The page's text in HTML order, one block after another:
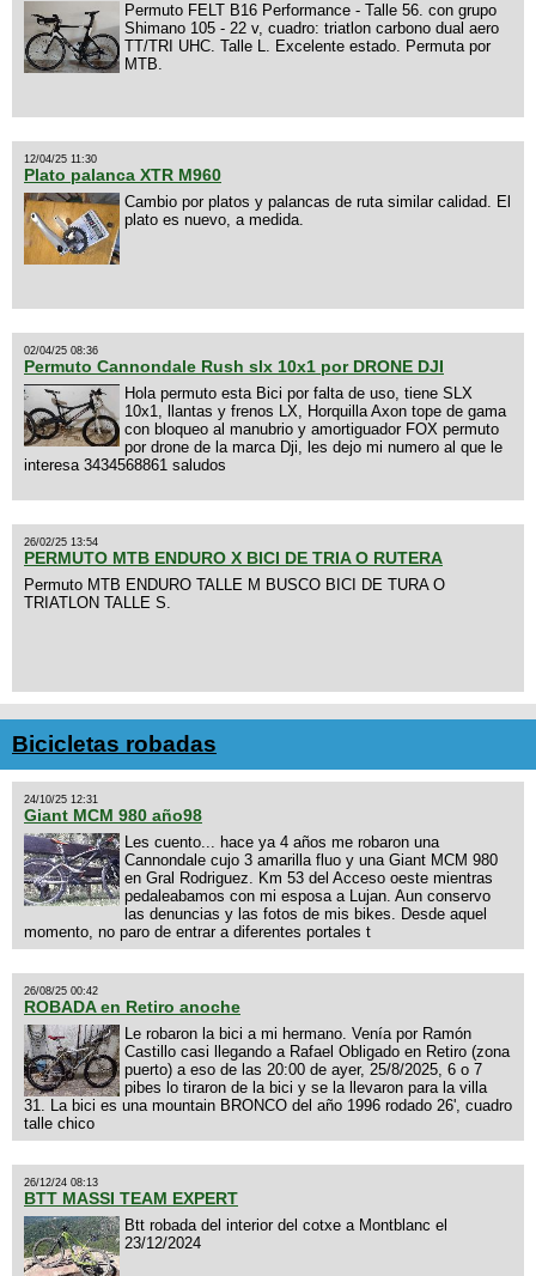
Permuto FELT B16 Performance - Talle 56. con grupo
Shimano 105 - 22 v, cuadro: triatlon carbono dual aero
TT/TRI UHC. Talle L. Excelente estado. Permuta por
MTB.
12/04/25 11:30
Plato palanca XTR M960
Cambio por platos y palancas de ruta similar calidad. El
plato es nuevo, a medida.
02/04/25 08:36
Permuto Cannondale Rush slx 10x1 por DRONE DJI
Hola permuto esta Bici por falta de uso, tiene SLX
10x1, llantas y frenos LX, Horquilla Axon tope de gama
con bloqueo al manubrio y amortiguador FOX permuto
por drone de la marca Dji, les dejo mi numero al que le
interesa 3434568861 saludos
26/02/25 13:54
PERMUTO MTB ENDURO X BICI DE TRIA O RUTERA
Permuto MTB ENDURO TALLE M BUSCO BICI DE TURA O
TRIATLON TALLE S.
Bicicletas robadas
24/10/25 12:31
Giant MCM 980 año98
Les cuento... hace ya 4 años me robaron una
Cannondale cujo 3 amarilla fluo y una Giant MCM 980
en Gral Rodriguez. Km 53 del Acceso oeste mientras
pedaleabamos con mi esposa a Lujan. Aun conservo
las denuncias y las fotos de mis bikes. Desde aquel
momento, no paro de entrar a diferentes portales t
26/08/25 00:42
ROBADA en Retiro anoche
Le robaron la bici a mi hermano. Venía por Ramón
Castillo casi llegando a Rafael Obligado en Retiro (zona
puerto) a eso de las 20:00 de ayer, 25/8/2025, 6 o 7
pibes lo tiraron de la bici y se la llevaron para la villa
31. La bici es una mountain BRONCO del año 1996 rodado 26', cuadro
talle chico
26/12/24 08:13
BTT MASSI TEAM EXPERT
Btt robada del interior del cotxe a Montblanc el
23/12/2024